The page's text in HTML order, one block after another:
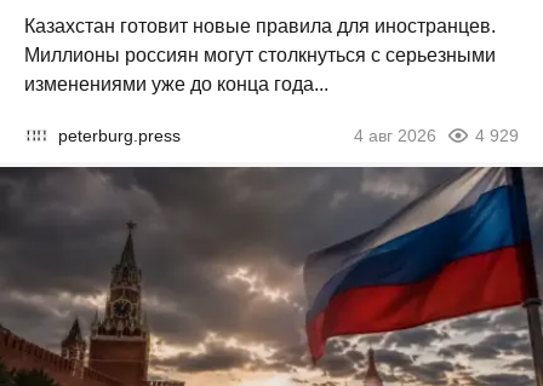
Казахстан готовит новые правила для иностранцев.
Миллионы россиян могут столкнуться с серьезными
изменениями уже до конца года...
peterburg.press 4 авг 2026 4 929